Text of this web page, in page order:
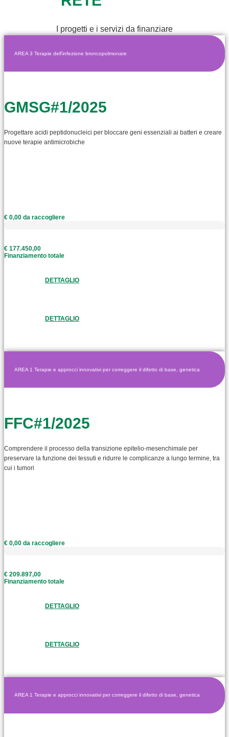
I progetti e i servizi da finanziare
AREA 3 Terapie dell'infezione broncopolmonare
GMSG#1/2025
Progettare acidi peptidonucleici per bloccare geni essenziali ai batteri e creare
nuove terapie antimicrobiche
€ 0,00 da raccogliere
€ 177.450,00
Finanziamento totale
DETTAGLIO
DETTAGLIO
AREA 1 Terapie e approcci innovativi per correggere il difetto di base, genetica
FFC#1/2025
Comprendere il processo della transizione epitelio-mesenchimale per
preservare la funzione dei tessuti e ridurre le complicanze a lungo termine, tra
cui i tumori
€ 0,00 da raccogliere
€ 209.897,00
Finanziamento totale
DETTAGLIO
DETTAGLIO
AREA 1 Terapie e approcci innovativi per correggere il difetto di base, genetica